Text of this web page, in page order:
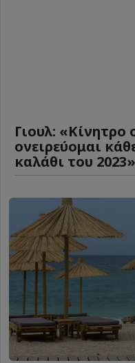
Γιουλ: «Κίνητρο
ονειρεύομαι
καλάθι του 2023»